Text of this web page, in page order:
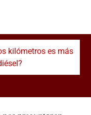
kilómetros es más